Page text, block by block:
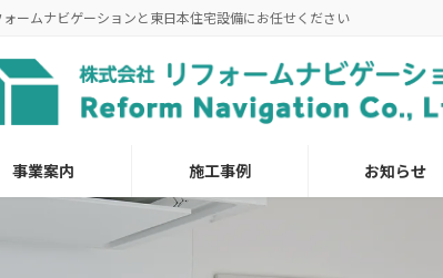
ームナビゲーションと東日本住宅設備にお任せください
事業案内 施工事例 お知らせ